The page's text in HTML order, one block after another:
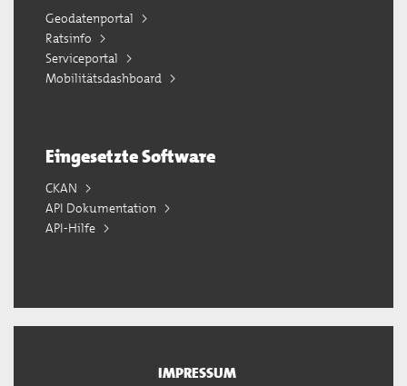
Geodatenportal
Ratsinfo
Serviceportal
Mobilitätsdashboard
Eingesetzte Software
CKAN
API Dokumentation
API-Hilfe
IMPRESSUM